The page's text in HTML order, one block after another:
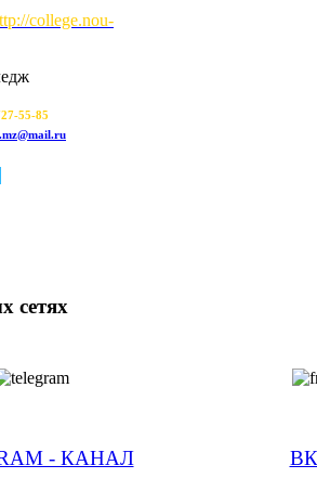
college.nou-
55-85
сетях
- КАНАЛ